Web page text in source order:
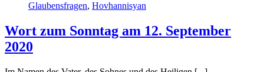
Glaubensfragen, Hovhannisyan
Wort zum Sonntag am 12. September
2020